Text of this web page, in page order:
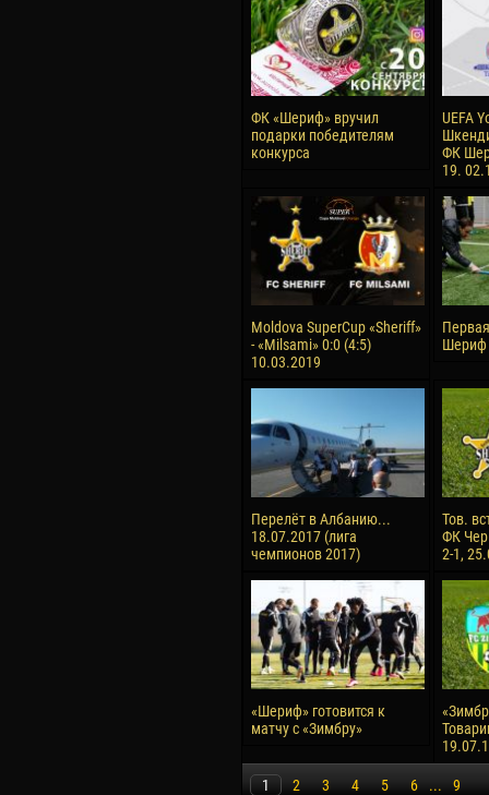
ФК «Шериф» вручил
подарки победителям
конкурса
UEFA
ФК
19.
Moldova SuperCup «Sheriff»
- «Milsami» 0:0 (4:5)
10.03.2019
Шериф
Перелёт в Албанию...
18.07.2017 (лига
чемпионов 2017)
Тов.
ФК
2-1,
«Шериф» готовится к
матчу с «Зимбру»
1 2 3 4 5 6 ... 9